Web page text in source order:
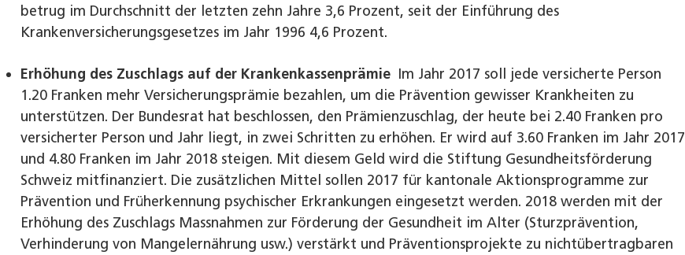
betrug im Durchschnitt der letzten zehn Jahre 3,6 Prozent, seit der Einführung des
Krankenversicherungsgesetzes im Jahr 1996 4,6 Prozent.
Erhöhung des Zuschlags auf der Krankenkassenprämie Im Jahr 2017 soll jede versicherte Person
1.20 Franken mehr Versicherungsprämie bezahlen, um die Prävention gewisser Krankheiten zu
unterstützen. Der Bundesrat hat beschlossen, den Prämienzuschlag, der heute bei 2.40 Franken pro
versicherter Person und Jahr liegt, in zwei Schritten zu erhöhen. Er wird auf 3.60 Franken im Jahr 2017
und 4.80 Franken im Jahr 2018 steigen. Mit diesem Geld wird die Stiftung Gesundheitsförderung
Schweiz mitfinanziert. Die zusätzlichen Mittel sollen 2017 für kantonale ­Ak­­tionsprogramme zur
Prävention und Früherkennung psychischer Erkrankungen eingesetzt werden. 2018 werden mit der
Erhöhung des Zuschlags Massnahmen zur Förderung der Gesundheit im Alter (Sturzprävention,
Verhinderung von Mangelernährung usw.) verstärkt und Präventionsprojekte zu nichtübertragbaren